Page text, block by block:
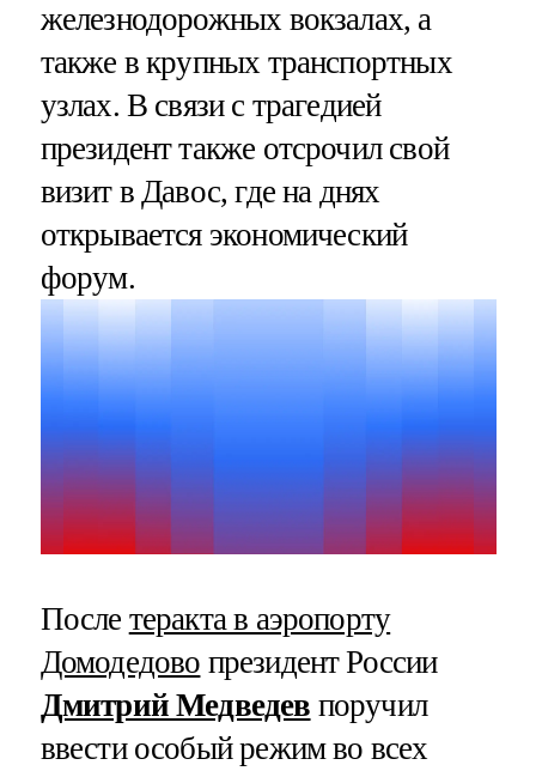
железнодорожных вокзалах, а
также в крупных транспортных
узлах. В связи с трагедией
президент также отсрочил свой
визит в Давос, где на днях
открывается экономический
форум.
После теракта в аэропорту
Домодедово президент России
Дмитрий Медведев поручил
ввести особый режим во всех